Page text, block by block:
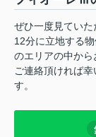
ぜひ一度見てい
12分に立地する
のエリアの中か
ご連絡頂ければ
す。